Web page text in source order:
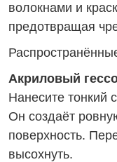
волокнами и
предотвращая
Акриловый
Нанесите тонкий
Он создаёт
поверхность.
высохнуть.